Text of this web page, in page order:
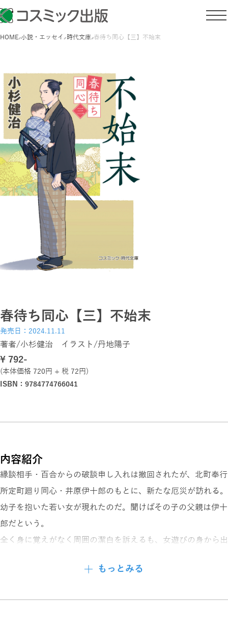
HOME 小説・エッセイ 時代文庫 春待ち同心【三】不始末
春待ち同心【三】不始末
発売日：2024.11.11
著者/小杉健治 イラスト/丹地陽子
\ 792-
(本体価格 720円 + 税 72円)
ISBN：9784774766041
内容紹介
縁談相手・百合からの破談申し入れは撤回されたが、北町奉行
所定町廻り同心・井原伊十郎のもとに、新たな厄災が訪れる。
幼子を抱いた若い女が現れたのだ。聞けばその子の父親は伊十
郎だという。
全く身に覚えがなく周囲の潔白を訴えるも、女遊びの身から出
行くあてのない母子を一時的に引き取ることになったが、その
もっとみる